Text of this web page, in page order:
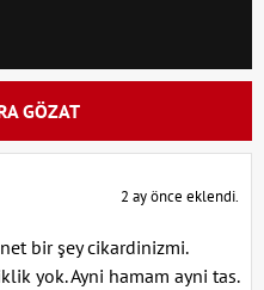
GÖZAT
2 ay önce eklendi.
bir şey cikardinizmi.
yok. Ayni hamam ayni tas.